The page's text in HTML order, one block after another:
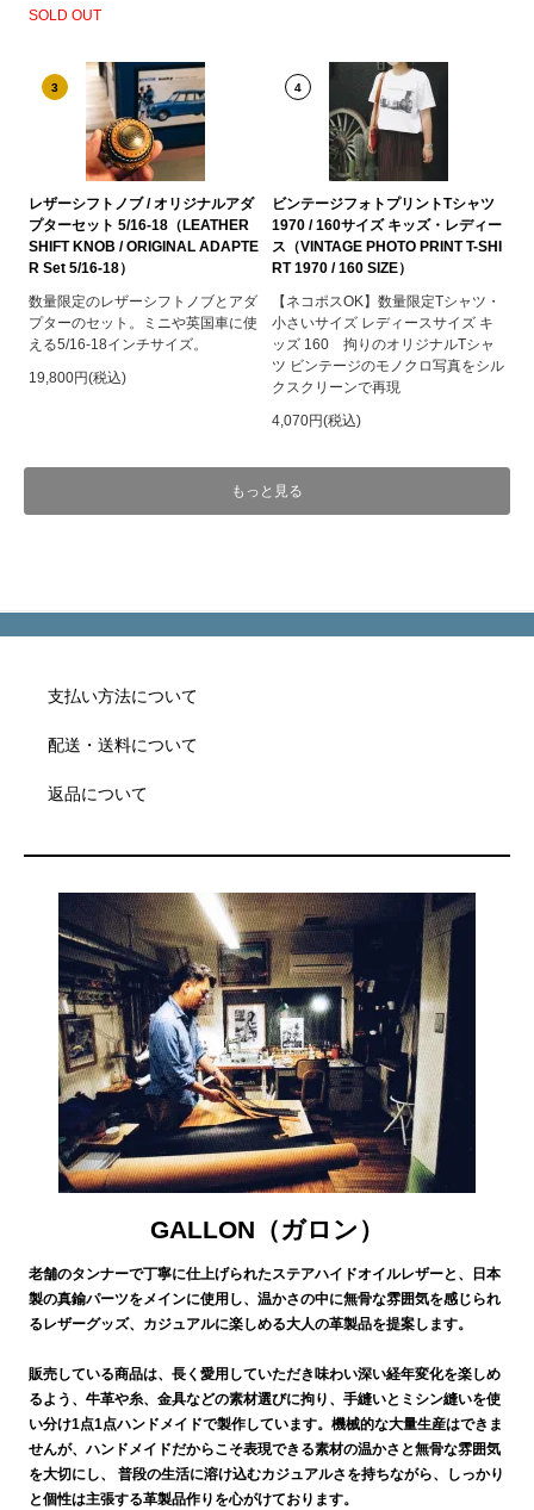
SOLD OUT
3
レザーシフトノブ / オリジナルアダ
プターセット 5/16-18（LEATHER
SHIFT KNOB / ORIGINAL ADAPTE
R Set 5/16-18）
数量限定のレザーシフトノブとアダ
プターのセット。ミニや英国車に使
える5/16-18インチサイズ。
19,800円(税込)
4
ビンテージフォトプリントTシャツ
1970 / 160サイズ キッズ・レディー
ス（VINTAGE PHOTO PRINT T-SHI
RT 1970 / 160 SIZE）
【ネコポスOK】数量限定Tシャツ・
小さいサイズ レディースサイズ キ
ッズ 160 拘りのオリジナルTシャ
ツ ビンテージのモノクロ写真をシル
クスクリーンで再現
4,070円(税込)
もっと見る
支払い方法について
配送・送料について
返品について
GALLON（ガロン）
老舗のタンナーで丁寧に仕上げられたステアハイドオイルレザーと、日本
製の真鍮パーツをメインに使用し、温かさの中に無骨な雰囲気を感じられ
るレザーグッズ、カジュアルに楽しめる大人の革製品を提案します。
販売している商品は、長く愛用していただき味わい深い経年変化を楽しめ
るよう、牛革や糸、金具などの素材選びに拘り、手縫いとミシン縫いを使
い分け1点1点ハンドメイドで製作しています。機械的な大量生産はできま
せんが、ハンドメイドだからこそ表現できる素材の温かさと無骨な雰囲気
を大切にし、 普段の生活に溶け込むカジュアルさを持ちながら、しっかり
と個性は主張する革製品作りを心がけております。